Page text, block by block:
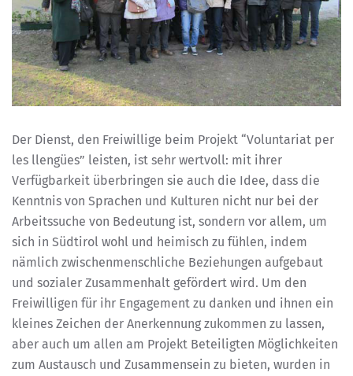
Der Dienst, den Freiwillige beim Projekt “Voluntariat per
les llengües” leisten, ist sehr wertvoll: mit ihrer
Verfügbarkeit überbringen sie auch die Idee, dass die
Kenntnis von Sprachen und Kulturen nicht nur bei der
Arbeitssuche von Bedeutung ist, sondern vor allem, um
sich in Südtirol wohl und heimisch zu fühlen, indem
nämlich zwischenmenschliche Beziehungen aufgebaut
und sozialer Zusammenhalt gefördert wird. Um den
Freiwilligen für ihr Engagement zu danken und ihnen ein
kleines Zeichen der Anerkennung zukommen zu lassen,
aber auch um allen am Projekt Beteiligten Möglichkeiten
zum Austausch und Zusammensein zu bieten, wurden in